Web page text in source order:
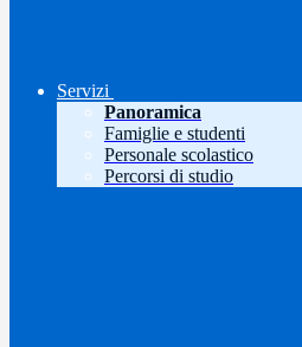
Servizi
Panoramica
Famiglie e studenti
Personale scolastico
Percorsi di studio